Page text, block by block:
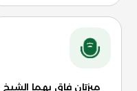
ميزتان فاق بهما الشيخ